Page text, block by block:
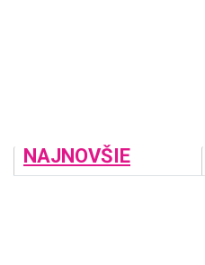
NAJNOVŠIE